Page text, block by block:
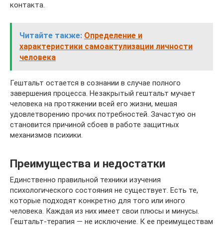
контакта.
Читайте также: Определение и
характеристики самоактулизации личности
человека
Гештальт остается в сознании в случае полного
завершения процесса. Незакрытый гештальт мучает
человека на протяжении всей его жизни, мешая
удовлетворению прочих потребностей. Зачастую он
становится причиной сбоев в работе защитных
механизмов психики.
Преимущества и недостатки
Единственно правильной техники изучения
психологического состояния не существует. Есть те,
которые подходят конкретно для того или иного
человека. Каждая из них имеет свои плюсы и минусы.
Гештальт-терапия — не исключение. К ее преимуществам